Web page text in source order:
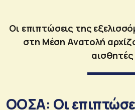
Οι επιπτώσεις της
στη Μέση Ανατολή
αισθητές
ΟΟΣΑ: Οι